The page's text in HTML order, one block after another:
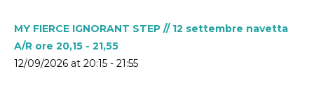
MY FIERCE IGNORANT STEP // 12 settembre navetta
A/R ore 20,15 - 21,55
12/09/2026 at 20:15 - 21:55